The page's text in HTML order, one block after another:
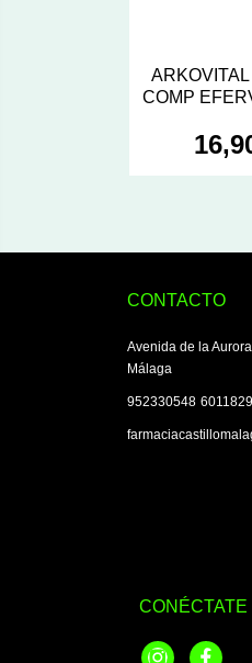
COMP
CONTACTO
Avenida de la
Málaga
952330548